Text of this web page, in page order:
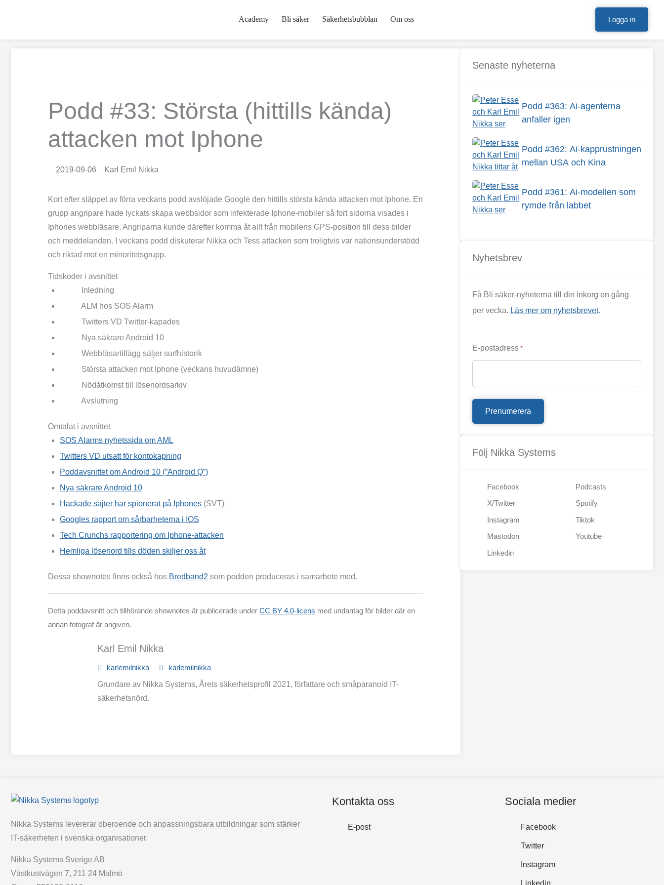
Academy Bli säker Säkerhetsbubblan Om oss Logga in
Podd #33: Största (hittills kända)
attacken mot Iphone
2019-09-06 Karl Emil Nikka
Kort efter släppet av förra veckans podd avslöjade Google den hittills största kända attacken mot Iphone. En
grupp angripare hade lyckats skapa webbsidor som infekterade Iphone-mobiler så fort sidorna visades i
Iphones webbläsare. Angriparna kunde därefter komma åt allt från mobilens GPS-position till dess bilder
och meddelanden. I veckans podd diskuterar Nikka och Tess attacken som troligtvis var nationsunderstödd
och riktad mot en minoritetsgrupp.
Tidskoder i avsnittet
Inledning
ALM hos SOS Alarm
Twitters VD Twitter-kapades
Nya säkrare Android 10
Webbläsartillägg säljer surfhistorik
Största attacken mot Iphone (veckans huvudämne)
Nödåtkomst till lösenordsarkiv
Avslutning
Omtalat i avsnittet
SOS Alarms nyhetssida om AML
Twitters VD utsatt för kontokapning
Poddavsnittet om Android 10 (”Android Q”)
Nya säkrare Android 10
Hackade sajter har spionerat på Iphones (SVT)
Googles rapport om sårbarheterna i IOS
Tech Crunchs rapportering om Iphone-attacken
Hemliga lösenord tills döden skiljer oss åt
Dessa shownotes finns också hos Bredband2 som podden produceras i samarbete med.
Detta poddavsnitt och tillhörande shownotes är publicerade under CC BY 4.0-licens med undantag för bilder där en
annan fotograf är angiven.
Karl Emil Nikka
karlemilnikka
karlemilnikka
Grundare av Nikka Systems, Årets säkerhetsprofil 2021, författare och småparanoid IT-
säkerhetsnörd.
Senaste nyheterna
Podd #363: Ai-agenterna
anfaller igen
Podd #362: Ai-kapprustningen
mellan USA och Kina
Podd #361: Ai-modellen som
rymde från labbet
Nyhetsbrev
Få Bli säker-nyheterna till din inkorg en gång
per vecka. Läs mer om nyhetsbrevet.
E-postadress *
Följ Nikka Systems
Facebook
X/Twitter
Instagram
Mastodon
Linkedin
Podcasts
Spotify
Tiktok
Youtube
Nikka Systems levererar oberoende och anpassningsbara utbildningar som stärker
IT-säkerheten i svenska organisationer.
Nikka Systems Sverige AB
Västkustvägen 7, 211 24 Malmö
Kontakta oss
E-post
Sociala medier
Facebook
Twitter
Instagram
Linkedin